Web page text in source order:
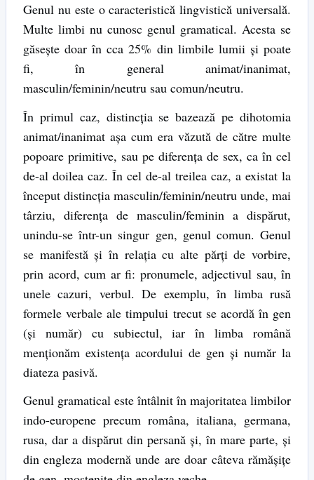
Genul nu este o caracteristică lingvistică universală.
Multe limbi nu cunosc genul gramatical. Acesta se
găsește doar în cca 25% din limbile lumii și poate
fi, în general animat/inanimat,
masculin/feminin/neutru sau comun/neutru.
În primul caz, distincția se bazează pe dihotomia
animat/inanimat așa cum era văzută de către multe
popoare primitive, sau pe diferența de sex, ca în cel
de-al doilea caz. În cel de-al treilea caz, a existat la
început distincția masculin/feminin/neutru unde, mai
târziu, diferența de masculin/feminin a dispărut,
unindu-se într-un singur gen, genul comun. Genul
se manifestă și în relația cu alte părți de vorbire,
prin acord, cum ar fi: pronumele, adjectivul sau, în
unele cazuri, verbul. De exemplu, în limba rusă
formele verbale ale timpului trecut se acordă în gen
(și număr) cu subiectul, iar în limba română
menționăm existența acordului de gen și număr la
diateza pasivă.
Genul gramatical este întâlnit în majoritatea limbilor
indo-europene precum româna, italiana, germana,
rusa, dar a dispărut din persană și, în mare parte, și
din engleza modernă unde are doar câteva rămășițe